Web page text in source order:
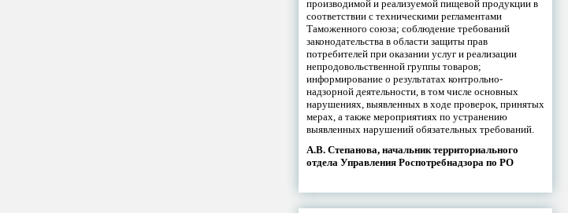
производимой и реализуемой пищевой продукции в
соответствии с техническими регламентами
Таможенного союза; соблюдение требований
законодательства в области защиты прав
потребителей при оказании услуг и реализации
непродовольственной группы товаров;
информирование о результатах контрольно-
надзорной деятельности, в том числе основных
нарушениях, выявленных в ходе проверок, принятых
мерах, а также мероприятиях по устранению
выявленных нарушений обязательных требований.
А.В. Степанова, начальник территориального
отдела Управления Роспотребнадзора по РО